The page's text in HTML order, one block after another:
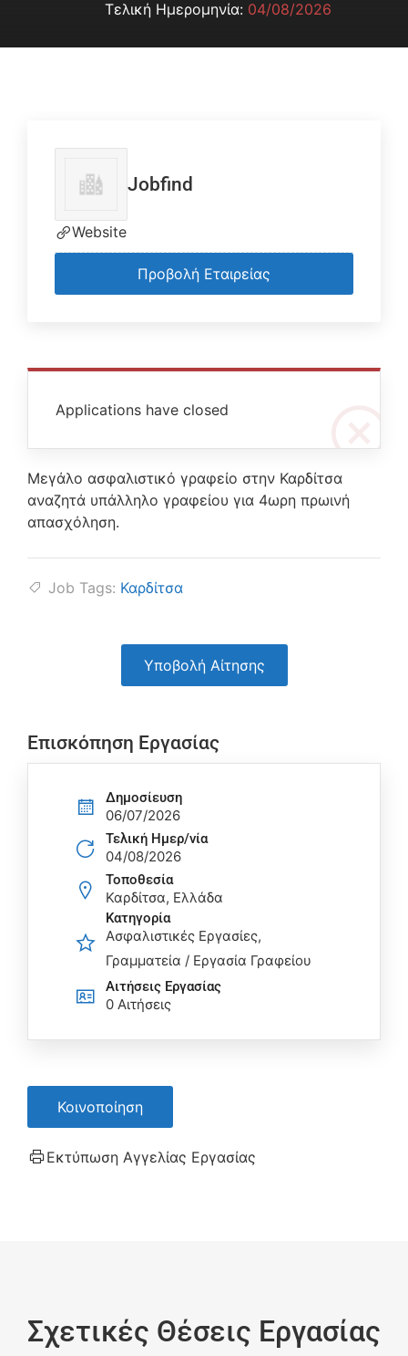
Τελική Ημερομηνία: 04/08/2026
Applications have closed
Μεγάλο ασφαλιστικό γραφείο στην Καρδίτσα
αναζητά υπάλληλο γραφείου για 4ωρη πρωινή
απασχόληση.
Job Tags: Καρδίτσα
Υποβολή Αίτησης
Επισκόπηση Εργασίας
Δημοσίευση
06/07/2026
Τελική Ημερ/νία
04/08/2026
Τοποθεσία
Καρδίτσα, Ελλάδα
Κατηγορία
Ασφαλιστικές Εργασίες
Γραμματεία / Εργασία Γραφείου
Αιτήσεις Eργασίας
0 Αιτήσεις
Κοινοποίηση
Εκτύπωση Αγγελίας Εργασίας
Jobfind
Website
Προβολή Εταιρείας
Σχετικές Θέσεις Εργασίας